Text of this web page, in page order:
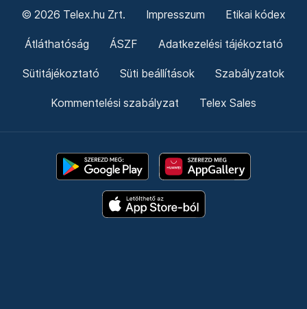
© 2026 Telex.hu Zrt. Impresszum Etikai kódex
Átláthatóság ÁSZF Adatkezelési tájékoztató
Sütitájékoztató Süti beállítások Szabályzatok
Kommentelési szabályzat Telex Sales